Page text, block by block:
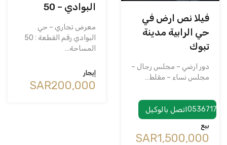
فيلا نص ارض في
حي الرابية مدينة
تبوك
دور ارضي – مجلس رجال –
⁠مجلس نساء – ⁠مقلط…
اتصل بالوكيل
بيع
‪SAR1,500,000
البوادي – 50
معرض تجاري – حي
البوادي رقم القطعة : 50
المساحة…
إيجار
‪SAR200,000